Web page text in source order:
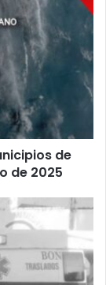
de
de 2025